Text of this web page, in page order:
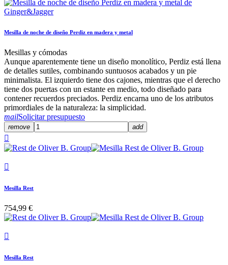
Mesilla de noche de diseño Perdiz en madera y metal
Mesillas y cómodas
Aunque aparentemente tiene un diseño monolítico, Perdiz está llena
de detalles sutiles, combinando suntuosos acabados y un pie
minimalista. El izquierdo tiene dos cajones, mientras que el derecho
tiene dos puertas con un estante en medio, todo diseñado para
contener recuerdos preciados. Perdiz encarna uno de los atributos
primordiales de la naturaleza: la simplicidad.
mailSolicitar presupuesto
remove add


Mesilla Rest
754,99 €

Mesilla Rest